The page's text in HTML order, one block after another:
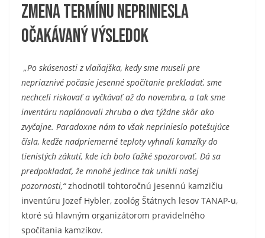
Zmena termínu nepriniesla
očakávaný výsledok
„Po skúsenosti z vlaňajška, kedy sme museli pre
nepriaznivé počasie jesenné spočítanie prekladať, sme
nechceli riskovať a vyčkávať až do novembra, a tak sme
inventúru naplánovali zhruba o dva týždne skôr ako
zvyčajne. Paradoxne nám to však neprinieslo potešujúce
čísla, keďže nadpriemerné teploty vyhnali kamzíky do
tienistých zákutí, kde ich bolo ťažké spozorovať. Dá sa
predpokladať, že mnohé jedince tak unikli našej
pozornosti,“zhodnotil tohtoročnú jesennú kamzičiu
inventúru Jozef Hybler, zoológ Štátnych lesov TANAP-u,
ktoré sú hlavným organizátorom pravidelného
spočítania kamzíkov.